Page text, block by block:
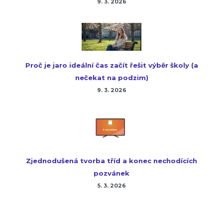
9. 3. 2026
Proč je jaro ideální čas začít řešit výběr školy (a
nečekat na podzim)
9. 3. 2026
Zjednodušená tvorba tříd a konec nechodících
pozvánek
5. 3. 2026